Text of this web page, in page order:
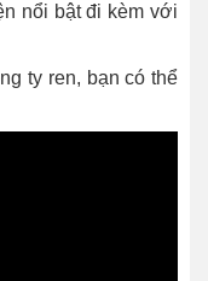
nổi bật đi kèm với
ty ren, bạn có thể